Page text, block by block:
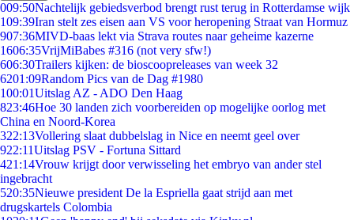
009:50Nachtelijk gebiedsverbod brengt rust terug in Rotterdamse wijk
109:39Iran stelt zes eisen aan VS voor heropening Straat van Hormuz
907:36MIVD-baas lekt via Strava routes naar geheime kazerne
1606:35VrijMiBabes #316 (not very sfw!)
606:30Trailers kijken: de bioscoopreleases van week 32
6201:09Random Pics van de Dag #1980
100:01Uitslag AZ - ADO Den Haag
823:46Hoe 30 landen zich voorbereiden op mogelijke oorlog met
China en Noord-Korea
322:13Vollering slaat dubbelslag in Nice en neemt geel over
922:11Uitslag PSV - Fortuna Sittard
421:14Vrouw krijgt door verwisseling het embryo van ander stel
ingebracht
520:35Nieuwe president De la Espriella gaat strijd aan met
drugskartels Colombia